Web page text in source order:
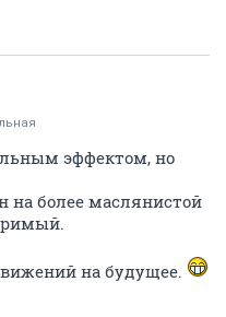
эффектом, но
на более маслянистой
на будущее.